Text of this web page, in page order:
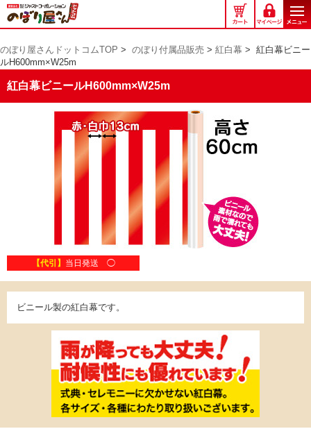
の
ぼ
屋
さ
ん
のぼり屋さんドットコムTOP > のぼり付属品販売 > 紅白幕 > 紅白幕ビニー
ルH600mm×W25m
紅白幕ビニールH600mm×W25m
【代引】 当日発送 ◯
ビニール製の紅白幕です。